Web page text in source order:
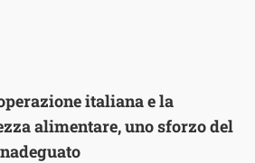
italiana e la
alimentare, uno sforzo del